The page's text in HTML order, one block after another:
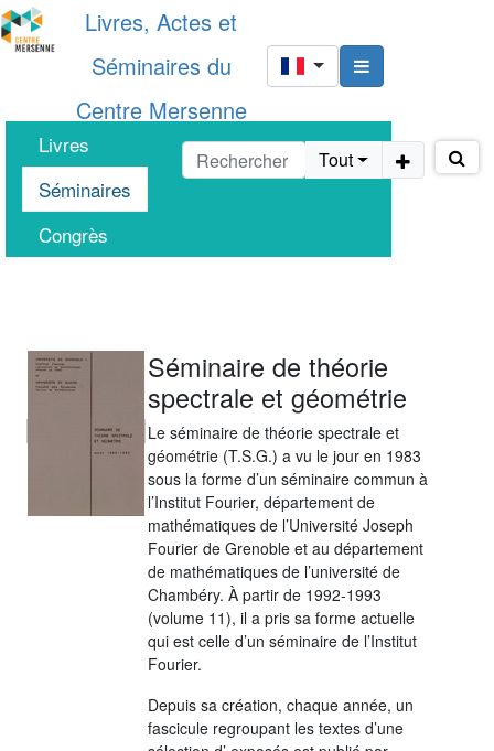
Livres, Actes et
Séminaires du
Centre Mersenne
Livres
Séminaires
Congrès
Tout
Séminaire de théorie
spectrale et géométrie
Le séminaire de théorie spectrale et
géométrie (T.S.G.) a vu le jour en 1983
sous la forme d’un séminaire commun à
l’Institut Fourier, département de
mathématiques de l’Université Joseph
Fourier de Grenoble et au département
de mathématiques de l’université de
Chambéry. À partir de 1992-1993
(volume 11), il a pris sa forme actuelle
qui est celle d’un séminaire de l’Institut
Fourier.
Depuis sa création, chaque année, un
fascicule regroupant les textes d’une